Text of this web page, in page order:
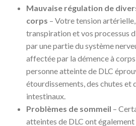
Mauvaise régulation de
corps – Votre tension
transpiration et vos processus
par une partie du système
affectée par la démence à
personne atteinte de DLC
étourdissements, des chutes et
intestinaux.
Problèmes de sommeil –
atteintes de DLC ont